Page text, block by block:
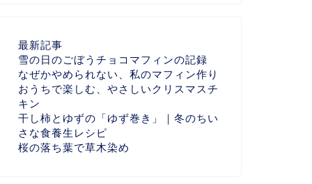
最新記事
雪の日のごぼうチョコマフィンの記録
なぜかやめられない、私のマフィン作り
おうちで楽しむ、やさしいクリスマスチ
キン
干し柿とゆずの「ゆず巻き」｜冬のちい
さな食養生レシピ
桜の落ち葉で草木染め